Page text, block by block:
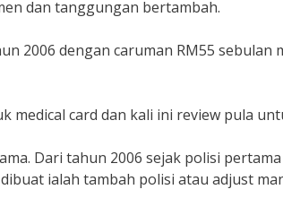
dan tanggungan bertambah.
2006 dengan caruman RM55 sebulan
medical card dan kali ini review pula
Dari tahun 2006 sejak polisi
ialah tambah polisi atau adjust